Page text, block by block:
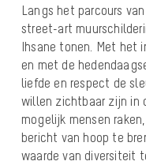
Langs het parcours
street-art
Ihsane tonen. Met het
en met de
liefde en respect de
willen zichtbaar zijn in
mogelijk mensen
bericht van hoop te
waarde van diversiteit